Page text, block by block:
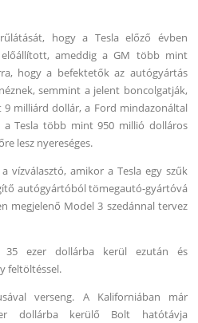
hogy a Tesla előző évben
előállított, ameddig a GM több mint
hogy a befektetők az autógyártás
semmint a jelent boncolgatják,
milliárd dollár, a Ford mindazonáltal
Tesla több mint 950 millió dolláros
lesz nyereséges.
vízválasztó, amikor a Tesla egy szűk
autógyártóból tömegautó-gyártóvá
megjelenő Model 3 szedánnal tervez
35 ezer dollárba kerül ezután és
feltöltéssel.
verseng. A Kaliforniában már
dollárba kerülő Bolt hatótávja